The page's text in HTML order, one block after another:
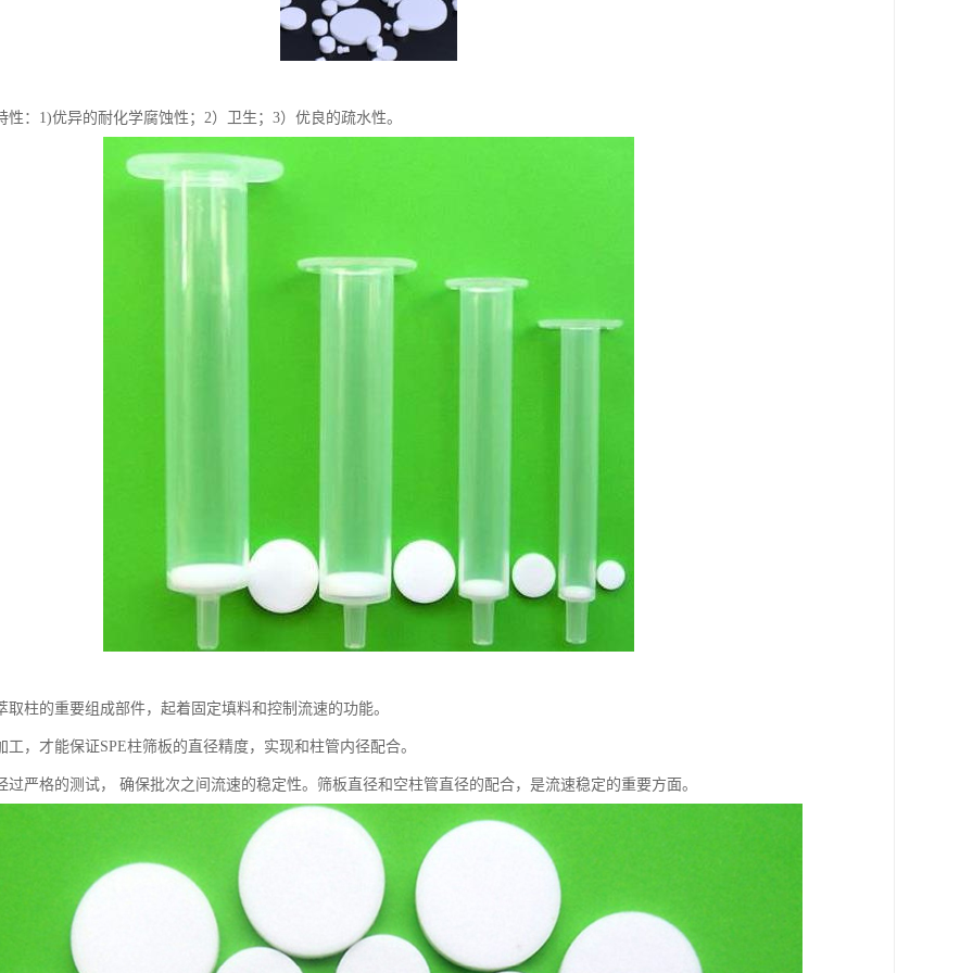
性：1)优异的耐化学腐蚀性；2）卫生；3）优良的疏水性。
取柱的重要组成部件，起着固定填料和控制流速的功能。
工，才能保证SPE柱筛板的直径精度，实现和柱管内径配合。
过严格的测试， 确保批次之间流速的稳定性。筛板直径和空柱管直径的配合，是流速稳定的重要方面。